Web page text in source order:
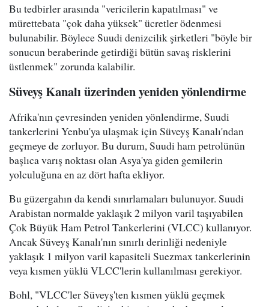
Bu tedbirler arasında "vericilerin kapatılması" ve
mürettebata "çok daha yüksek" ücretler ödenmesi
bulunabilir. Böylece Suudi denizcilik şirketleri "böyle bir
sonucun beraberinde getirdiği bütün savaş risklerini
üstlenmek" zorunda kalabilir.
Süveyş Kanalı üzerinden yeniden yönlendirme
Afrika'nın çevresinden yeniden yönlendirme, Suudi
tankerlerini Yenbu'ya ulaşmak için Süveyş Kanalı'ndan
geçmeye de zorluyor. Bu durum, Suudi ham petrolünün
başlıca varış noktası olan Asya'ya giden gemilerin
yolculuğuna en az dört hafta ekliyor.
Bu güzergahın da kendi sınırlamaları bulunuyor. Suudi
Arabistan normalde yaklaşık 2 milyon varil taşıyabilen
Çok Büyük Ham Petrol Tankerlerini (VLCC) kullanıyor.
Ancak Süveyş Kanalı'nın sınırlı derinliği nedeniyle
yaklaşık 1 milyon varil kapasiteli Suezmax tankerlerinin
veya kısmen yüklü VLCC'lerin kullanılması gerekiyor.
Bohl, "VLCC'ler Süveyş'ten kısmen yüklü geçmek